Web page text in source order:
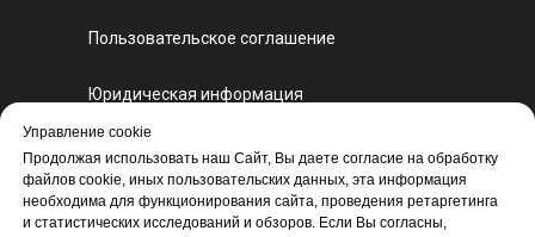
Пользовательское соглашение
Юридическая информация
Политика конфиденциальности
Регламент оказания курьерских услуг
Политика экспортного и санкционного
контроля
Управление cookie
Продолжая использовать наш Сайт, Вы даете согласие на обработку
файлов cookie, иных пользовательских данных, эта информация
необходима для функционирования сайта, проведения ретаргетинга
и статистических исследований и обзоров. Если Вы согласны,